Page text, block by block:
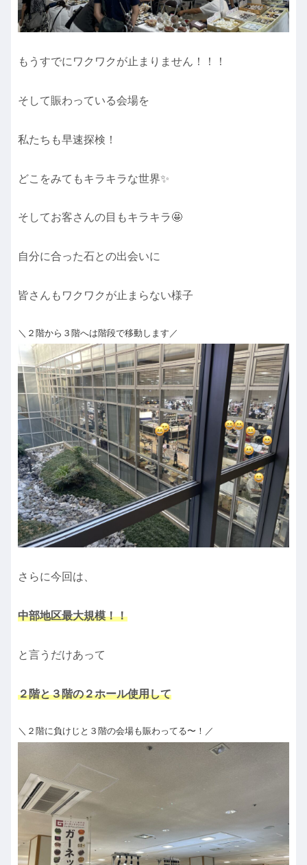
もうすでにワクワクが止まりません！！！
そして賑わっている会場を
私たちも早速探検！
どこをみてもキラキラな世界✨
そしてお客さんの目もキラキラ🤩
自分に合った石との出会いに
皆さんもワクワクが止まらない様子
＼２階から３階へは階段で移動します／
さらに今回は、
中部地区最大規模！！
と言うだけあって
２階と３階の２ホール使用して
＼２階に負けじと３階の会場も賑わってる〜！／